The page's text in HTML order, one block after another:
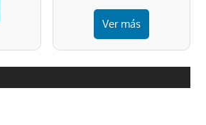
Ver más